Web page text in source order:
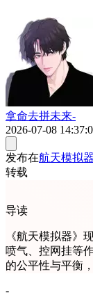
拿命去拼未来-
2026-07-08
发布在航天模拟
转载
导读
《航天模拟器》
喷气、控网挂等
的公平性与平衡
-